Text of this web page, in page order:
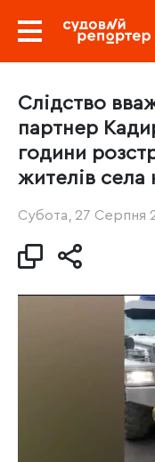
Слідство
партнер
години
жителів села
Субота, 27 Серпня